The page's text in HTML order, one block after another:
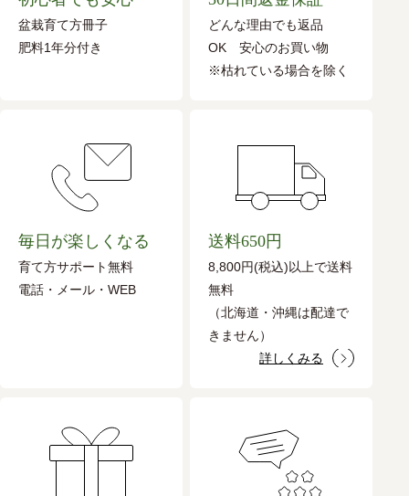
盆栽育て方冊子
肥料1年分付き
どんな理由でも返品
OK 安心のお買い物
※枯れている場合を除く
毎日が楽しくなる
育て方サポート無料
電話・メール・WEB
送料650円
8,800円(税込)以上で送料
無料
（北海道・沖縄は配達で
きません）
詳しくみる